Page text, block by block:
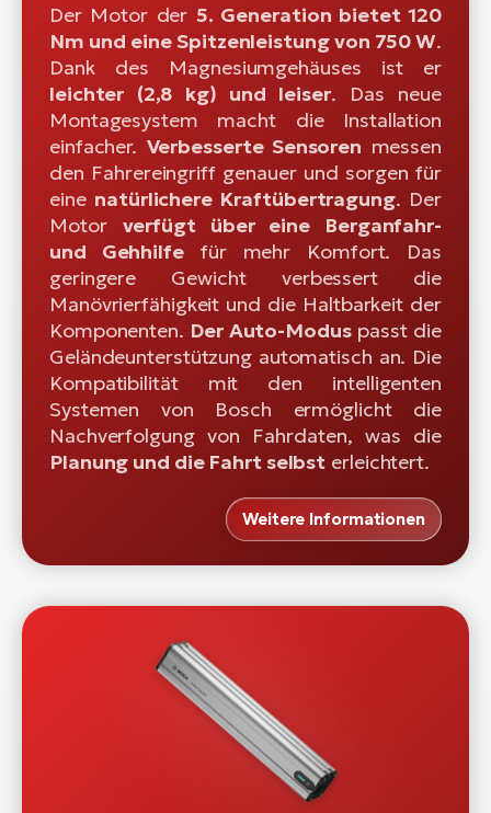
Der Motor der 5. Generation bietet 120
Nm und eine Spitzenleistung von 750 W.
Dank des Magnesiumgehäuses ist er
leichter (2,8 kg) und leiser. Das neue
Montagesystem macht die Installation
einfacher. Verbesserte Sensoren messen
den Fahrereingriff genauer und sorgen für
eine natürlichere Kraftübertragung. Der
Motor verfügt über eine Berganfahr-
und Gehhilfefür mehr Komfort. Das
geringere Gewicht verbessert die
Manövrierfähigkeit und die Haltbarkeit der
Komponenten. Der Auto-Moduspasst die
Geländeunterstützung automatisch an. Die
Kompatibilität mit den intelligenten
Systemen von Bosch ermöglicht die
Nachverfolgung von Fahrdaten, was die
Planung und die Fahrt selbst erleichtert.
Weitere Informationen